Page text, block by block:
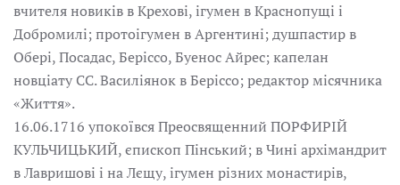
вчителя новиків в Крехові, ігумен в Краснопущі і
Добромилі; протоігумен в Аргентині; душпастир в
Обері, Посадас, Беріссо, Буенос Айрес; капелан
новціату СС. Василіянок в Беріссо; редактор місячника
«Життя».
16.06.1716 упокоївся Преосвященний ПОРФИРІЙ
КУЛЬЧИЦЬКИЙ, єпископ Пінський; в Чині архімандрит
в Лавришові і на Лєщу, ігумен різних монастирів,